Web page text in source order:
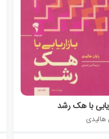
با هک رشد
هالیدی